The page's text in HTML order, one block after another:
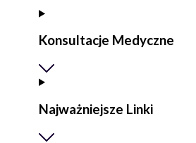
Konsultacje Medyczne
Najważniejsze Linki